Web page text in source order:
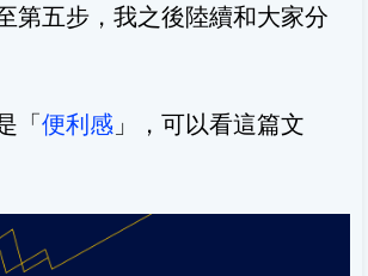
第五步，我之後陸續和大家分
「便利感 」，可以看這篇文